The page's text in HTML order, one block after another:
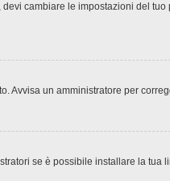
cambiare le impostazioni del
Avvisa un amministratore per
se è possibile installare la